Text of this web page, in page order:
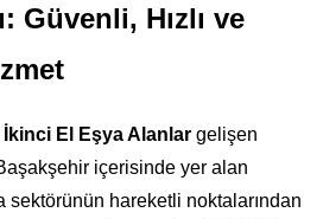
Güvenli, Hızlı ve
El Eşya Alanlar gelişen
içerisinde yer alan
sektörünün hareketli noktalarından